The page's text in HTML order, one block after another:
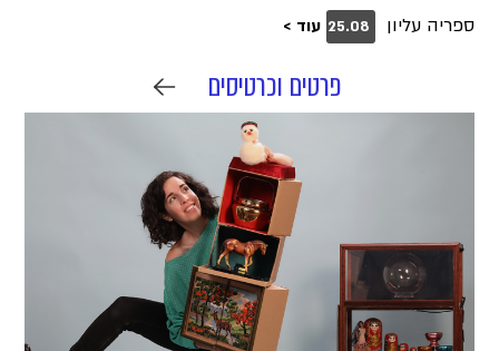
ספריה עליון
25.08 עוד >
פרטים וכרטיסים